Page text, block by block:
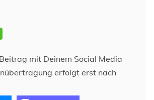
mit Deinem Social Media
erfolgt erst nach